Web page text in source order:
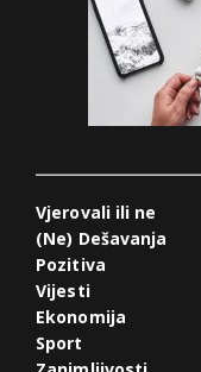
Vjerovali ili ne
(Ne) Dešavanja
Pozitiva
Vijesti
Ekonomija
Sport